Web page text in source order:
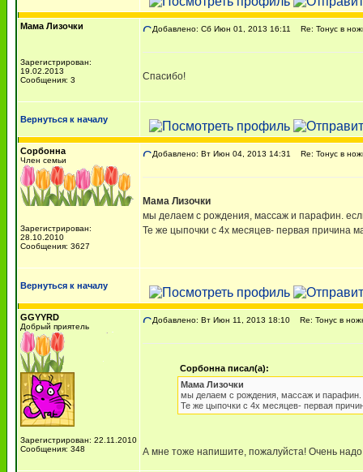
Мама Лизочки
Зарегистрирован:
19.02.2013
Сообщения: 3
Добавлено: Сб Июн 01, 2013 16:11 Re: Тонус в
Спасибо!
Вернуться к началу
Сорбонна
Член семьи
Зарегистрирован:
28.10.2010
Сообщения: 3627
Добавлено: Вт Июн 04, 2013 14:31 Re: Тонус в
Мама Лизочки
мы делаем с рождения, массаж и парафин.
Те же цыпочки с 4х месяцев- первая причина
Вернуться к началу
GGYYRD
Добрый приятель
Зарегистрирован: 22.11.2010
Сообщения: 348
Добавлено: Вт Июн 11, 2013 18:10 Re: Тонус в
Сорбонна писал(а):
Мама Лизочки
мы делаем с рождения, массаж и
Те же цыпочки с 4х месяцев- первая
А мне тоже напишите, пожалуйста! Очень надо